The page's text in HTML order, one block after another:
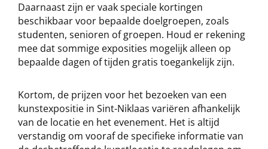
Daarnaast zijn er vaak speciale kortingen
beschikbaar voor bepaalde doelgroepen, zoals
studenten, senioren of groepen. Houd er rekening
mee dat sommige exposities mogelijk alleen op
bepaalde dagen of tijden gratis toegankelijk zijn.
Kortom, de prijzen voor het bezoeken van een
kunstexpositie in Sint-Niklaas variëren afhankelijk
van de locatie en het evenement. Het is altijd
verstandig om vooraf de specifieke informatie van